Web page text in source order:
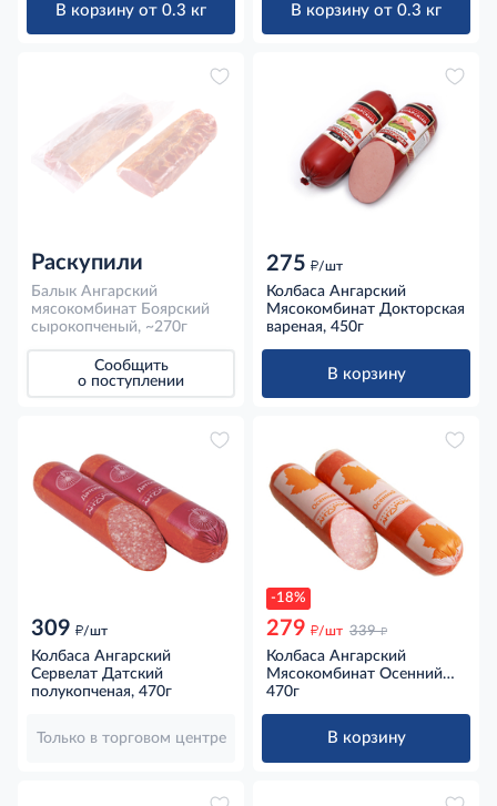
В корзину от 0.3 кг В корзину от 0.3 кг
Раскупили
Балык Ангарский
мясокомбинат Боярский
сырокопченый, ~270г
Сообщить
о поступлении
275 д/шт
Колбаса Ангарский
Мясокомбинат Докторская
вареная, 450г
В корзину
309 д/шт
Колбаса Ангарский
Сервелат Датский
полукопченая, 470г
Только в торговом центре
-18%
279 д/шт 339 д
Колбаса Ангарский
Мясокомбинат Осенний
Сервелат полукопченая,
470г
В корзину